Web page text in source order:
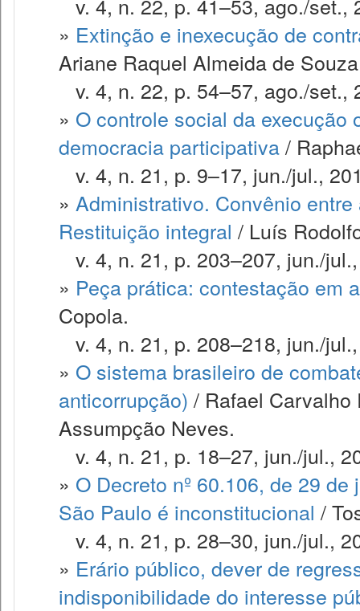
» Extinção e inexecução de
Ariane Raquel Almeida de
v. 4, n. 22, p. 54–57, ago./set.,
» O controle social da execução
democracia participativa/
v. 4, n. 21, p. 9–17, jun./jul.,
» Administrativo. Convênio
Restituição integral / Luís
v. 4, n. 21, p. 203–207, jun./
» Peça prática: contestação em
Copola.
v. 4, n. 21, p. 208–218, jun./
» O sistema brasileiro de
anticorrupção) / Rafael Carvalho
Assumpção Neves.
v. 4, n. 21, p. 18–27, jun./jul.,
» O Decreto nº 60.106, de 29
São Paulo é inconstitucional /
v. 4, n. 21, p. 28–30, jun./jul.,
» Erário público, dever de
indisponibilidade do interesse